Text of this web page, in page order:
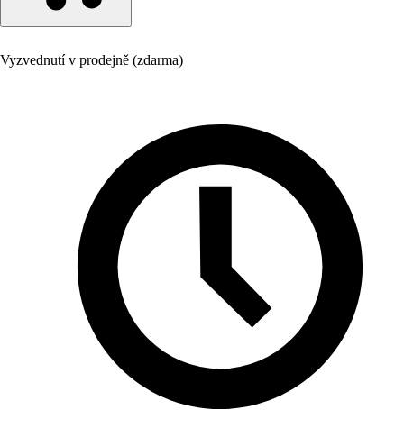
Vyzvednutí v prodejně (zdarma)